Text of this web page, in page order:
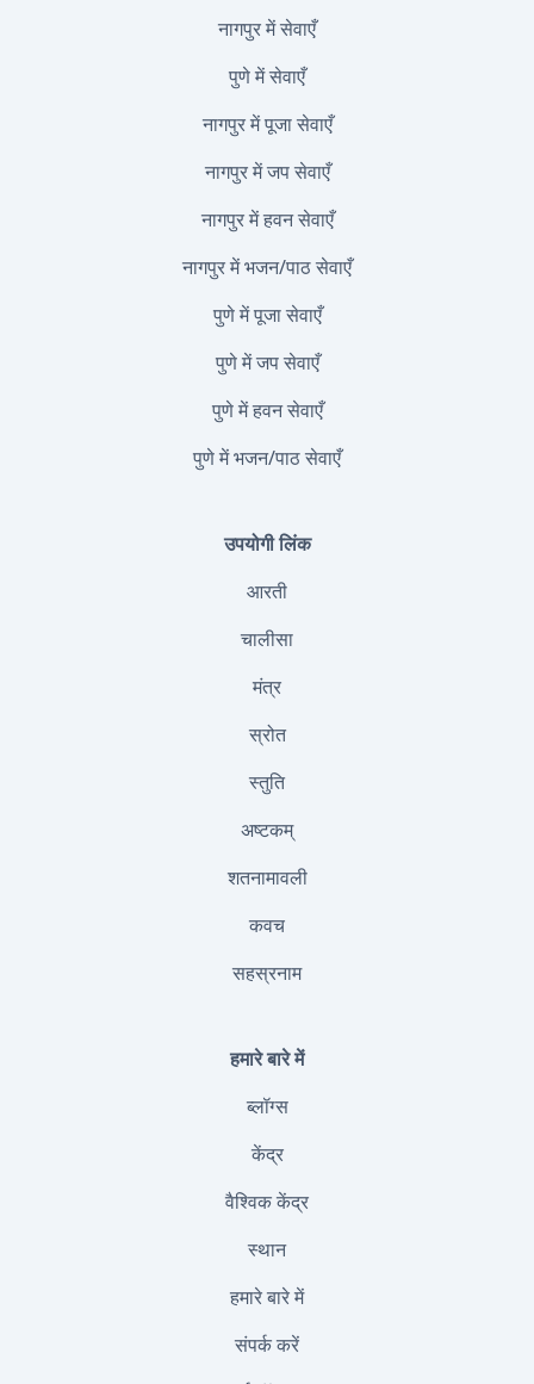
नागपुर में सेवाएँ
पुणे में सेवाएँ
नागपुर में पूजा सेवाएँ
नागपुर में जप सेवाएँ
नागपुर में हवन सेवाएँ
नागपुर में भजन/पाठ सेवाएँ
पुणे में पूजा सेवाएँ
पुणे में जप सेवाएँ
पुणे में हवन सेवाएँ
पुणे में भजन/पाठ सेवाएँ
उपयोगी लिंक
आरती
चालीसा
मंत्र
स्रोत
स्तुति
अष्टकम्
शतनामावली
कवच
सहस्रनाम
हमारे बारे में
ब्लॉग्स
केंद्र
वैश्विक केंद्र
स्थान
हमारे बारे में
संपर्क करें